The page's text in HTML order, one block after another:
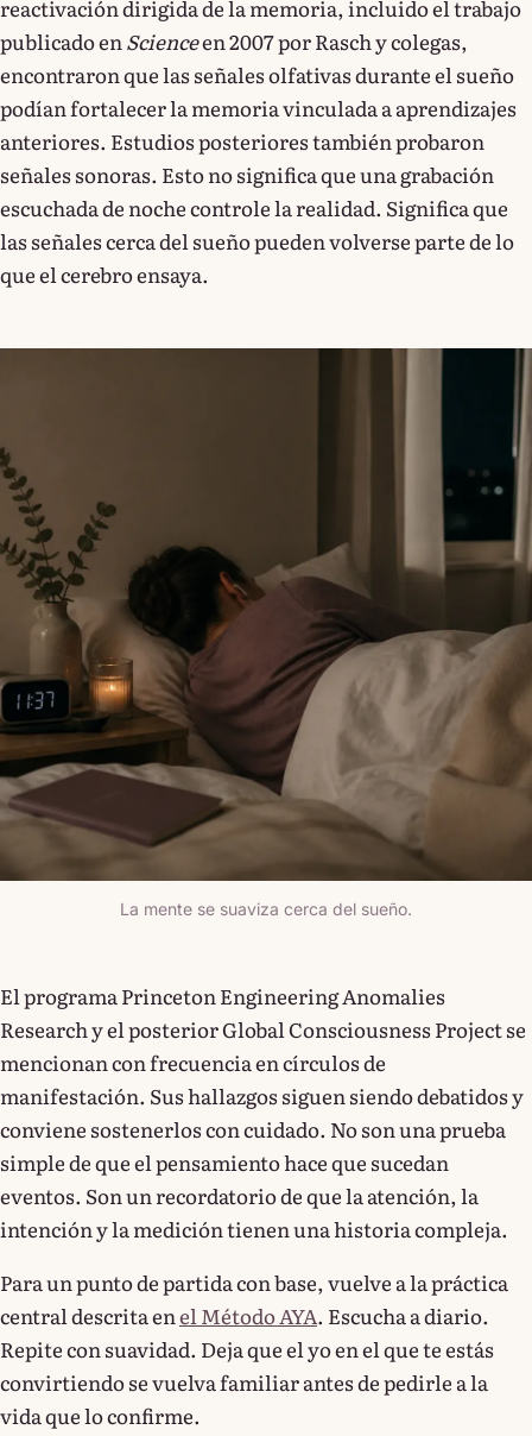
reactivación dirigida de la memoria, incluido el trabajo
publicado en Scienceen 2007 por Rasch y colegas,
encontraron que las señales olfativas durante el sueño
podían fortalecer la memoria vinculada a aprendizajes
anteriores. Estudios posteriores también probaron
señales sonoras. Esto no significa que una grabación
escuchada de noche controle la realidad. Significa que
las señales cerca del sueño pueden volverse parte de lo
que el cerebro ensaya.
La mente se suaviza cerca del sueño.
El programa Princeton Engineering Anomalies
Research y el posterior Global Consciousness Project se
mencionan con frecuencia en círculos de
manifestación. Sus hallazgos siguen siendo debatidos y
conviene sostenerlos con cuidado. No son una prueba
simple de que el pensamiento hace que sucedan
eventos. Son un recordatorio de que la atención, la
intención y la medición tienen una historia compleja.
Para un punto de partida con base, vuelve a la práctica
central descrita enel Método AYA. Escucha a diario.
Repite con suavidad. Deja que el yo en el que te estás
convirtiendo se vuelva familiar antes de pedirle a la
vida que lo confirme.